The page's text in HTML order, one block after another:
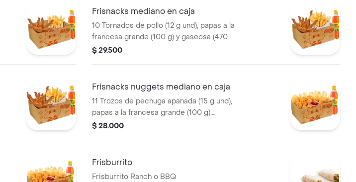
Frisnacks mediano en caja
10 Tornados de pollo (12 g und), papas a la
francesa grande (100 g) y gaseosa (470
ml)
$ 29.500
Frisnacks nuggets mediano en caja
11 Trozos de pechuga apanada (15 g und),
papas a la francesa grande (100 g),
gaseosa (400 ml)
$ 28.000
Frisburrito
Frisburrito Ranch o BBQ